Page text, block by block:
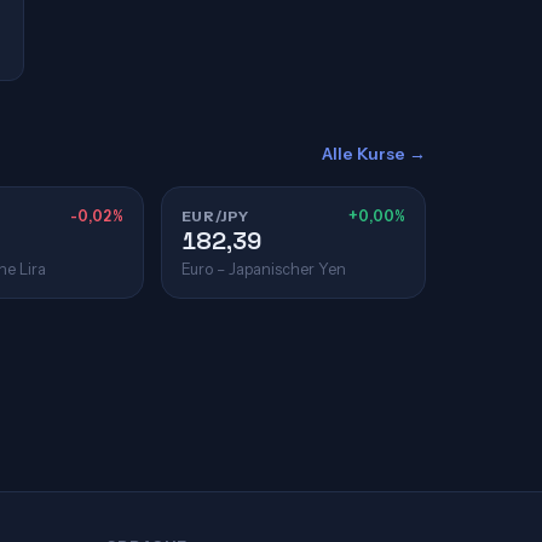
Alle Kurse →
-0,02%
Lira
EUR/JPY +0,00%
182,39
Euro – Japanischer Yen